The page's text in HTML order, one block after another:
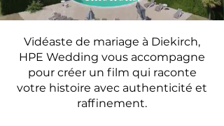
Vidéaste de mariage à Diekirch,
HPE Wedding vous accompagne
pour créer un film qui raconte
votre histoire avec authenticité et
raffinement.